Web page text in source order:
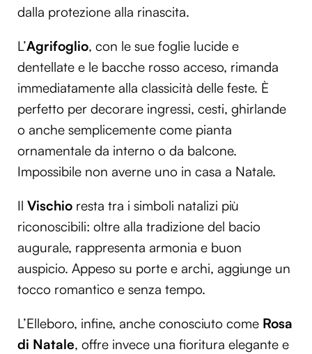
dalla protezione alla rinascita.
L’Agrifoglio, con le sue foglie lucide e
dentellate e le bacche rosso acceso, rimanda
immediatamente alla classicità delle feste. È
perfetto per decorare ingressi, cesti, ghirlande
o anche semplicemente come pianta
ornamentale da interno o da balcone.
Impossibile non averne uno in casa a Natale.
Il Vischio resta tra i simboli natalizi più
riconoscibili: oltre alla tradizione del bacio
augurale, rappresenta armonia e buon
auspicio. Appeso su porte e archi, aggiunge un
tocco romantico e senza tempo.
L’Elleboro, infine, anche conosciuto come Rosa
di Natale, offre invece una fioritura elegante e